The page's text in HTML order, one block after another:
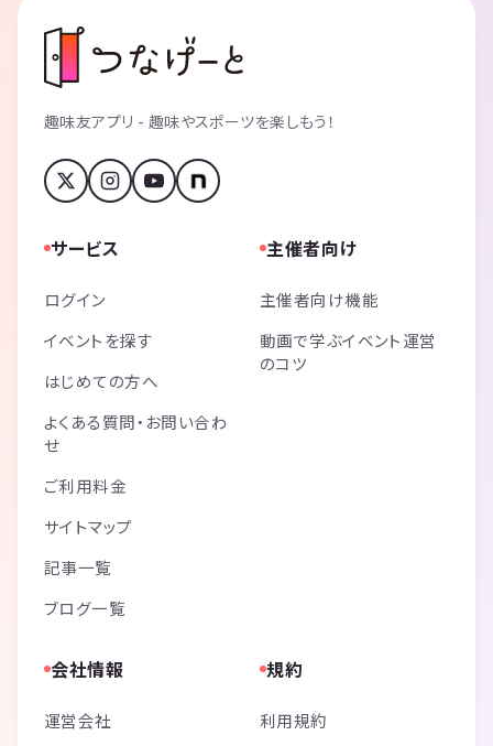
趣味友アプリ - 趣味やスポーツを楽しもう！
サービス
ログイン
イベントを探す
はじめての方へ
よくある質問・お問い合わ
せ
ご利用料金
サイトマップ
記事一覧
ブログ一覧
主催者向け
主催者向け機能
動画で学ぶイベント運営
のコツ
会社情報
運営会社
規約
利用規約